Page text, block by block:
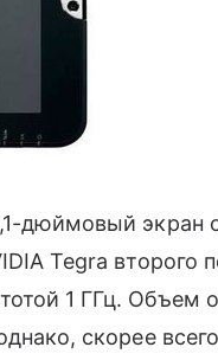
дюймовый экран
Tegra второго
1 ГГц. Объем
скорее